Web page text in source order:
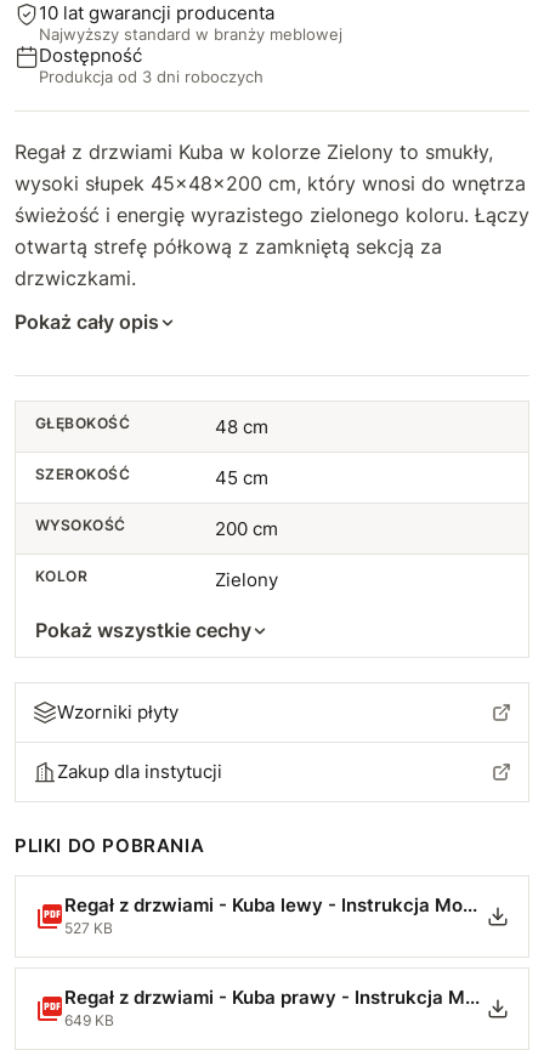
10 lat gwarancji producenta
Najwyższy standard w branży meblowej
Dostępność
Produkcja od 3 dni roboczych
Regał z drzwiami Kuba w kolorze Zielony to smukły,
wysoki słupek 45×48×200 cm, który wnosi do wnętrza
świeżość i energię wyrazistego zielonego koloru. Łączy
otwartą strefę półkową z zamkniętą sekcją za
drzwiczkami.
Pokaż cały opis
GŁĘBOKOŚĆ 48 cm
SZEROKOŚĆ 45 cm
WYSOKOŚĆ 200 cm
KOLOR Zielony
Pokaż wszystkie cechy
Wzorniki płyty
Zakup dla instytucji
PLIKI DO POBRANIA
Regał z drzwiami - Kuba lewy - Instrukcja Montażu.pdf
527 KB
Regał z drzwiami - Kuba prawy - Instrukcja Montażu.pdf
649 KB